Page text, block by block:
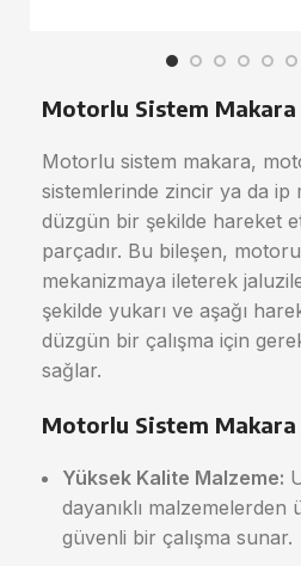
Motorlu Sistem Makara
Motorlu sistem makara,
sistemlerinde zincir ya da ip
düzgün bir şekilde hareket
parçadır. Bu bileşen,
mekanizmaya ileterek
şekilde yukarı ve aşağı
düzgün bir çalışma için
sağlar.
Motorlu Sistem
Yüksek Kalite Malzeme:
dayanıklı malzemelerden
güvenli bir çalışma sunar.